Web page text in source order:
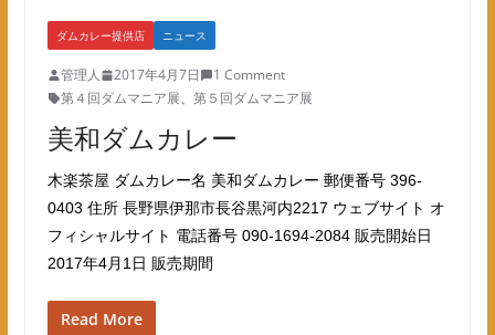
ダムカレー提供店 ニュース
管理人 2017年4月7日
1 Comment
第４回ダムマニア展、 第５回ダムマニア展
美和ダムカレー
木楽茶屋 ダムカレー名 美和ダムカレー 郵便番号 396-
0403 住所 長野県伊那市長谷黒河内2217 ウェブサイト オ
フィシャルサイト 電話番号 090-1694-2084 販売開始日
2017年4月1日 販売期間
Read More